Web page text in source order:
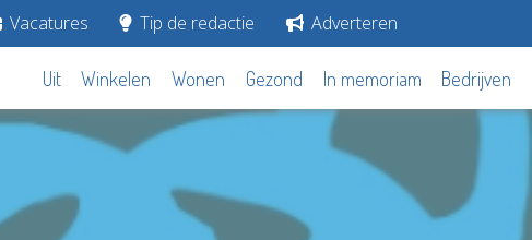
Vacatures Tip de redactie Adverteren
Uit Winkelen Wonen Gezond In memoriam Bedrijven